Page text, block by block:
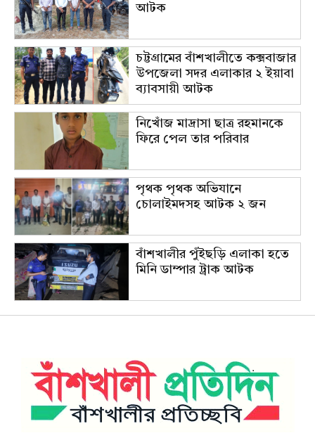
আটক
চট্টগ্রামের বাঁশখালীতে কক্সবাজার
উপজেলা সদর এলাকার ২ ইয়াবা
ব্যাবসায়ী আটক
নিখোঁজ মাদ্রাসা ছাত্র রহমানকে
ফিরে পেল তার পরিবার
পৃথক পৃথক অভিযানে
চোলাইমদসহ আটক ২ জন
বাঁশখালীর পুঁইছড়ি এলাকা হতে
মিনি ডাম্পার ট্রাক আটক